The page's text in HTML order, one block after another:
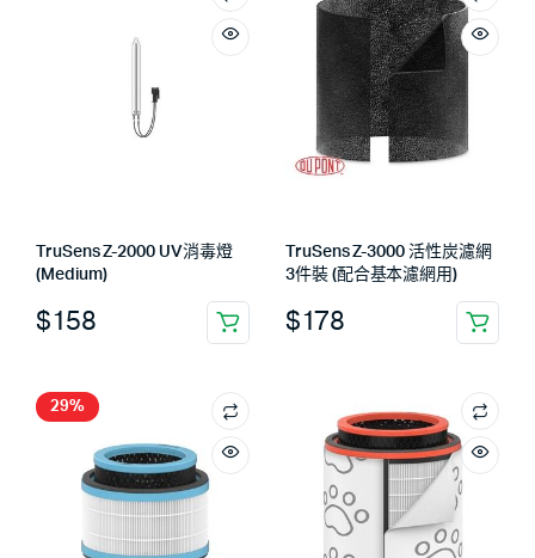
TruSens Z-2000 UV消毒燈
(Medium)
$158
TruSens Z-3000 活性炭濾網
3件裝 (配合基本濾網用)
$178
29%